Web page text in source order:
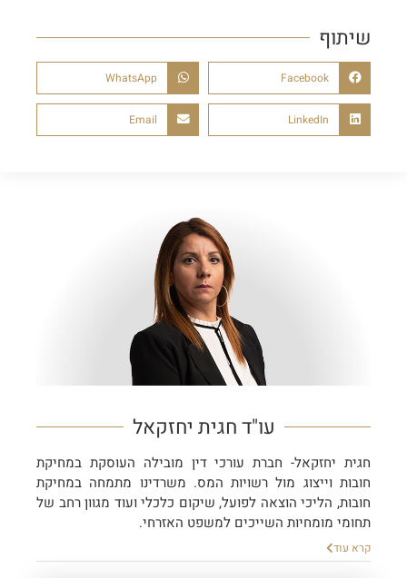
שיתוף
Facebook
WhatsApp
LinkedIn
Email
עו"ד חגית יחזקאל
חגית יחזקאל- חברת עורכי דין מובילה העוסקת במחיקת
חובות וייצוג מול רשויות המס. משרדינו מתמחה במחיקת
חובות, הליכי הוצאה לפועל, שיקום כלכלי ועוד מגוון רחב של
תחומי מומחיות השייכים למשפט האזרחי.
קרא עוד